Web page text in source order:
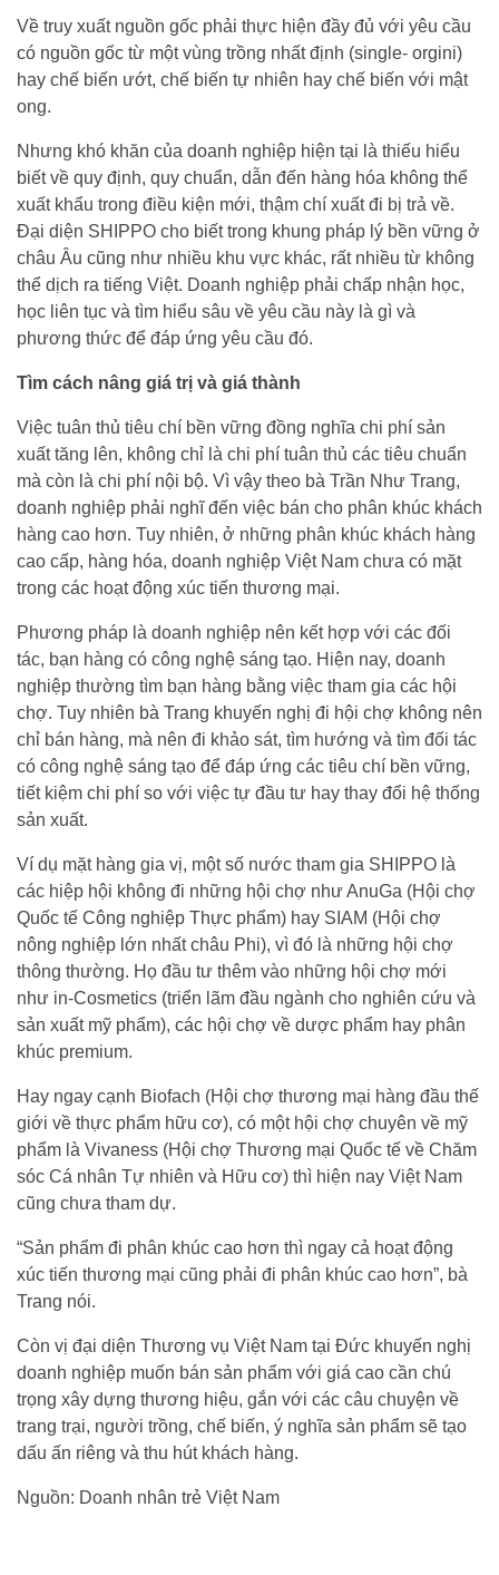
Về truy xuất nguồn gốc phải thực hiện đầy đủ với yêu cầu
có nguồn gốc từ một vùng trồng nhất định (single- orgini)
hay chế biến ướt, chế biến tự nhiên hay chế biến với mật
ong.
Nhưng khó khăn của doanh nghiệp hiện tại là thiếu hiểu
biết về quy định, quy chuẩn, dẫn đến hàng hóa không thể
xuất khẩu trong điều kiện mới, thậm chí xuất đi bị trả về.
Đại diện SHIPPO cho biết trong khung pháp lý bền vững ở
châu Âu cũng như nhiều khu vực khác, rất nhiều từ không
thể dịch ra tiếng Việt. Doanh nghiệp phải chấp nhận học,
học liên tục và tìm hiểu sâu về yêu cầu này là gì và
phương thức để đáp ứng yêu cầu đó.
Tìm cách nâng giá trị và giá thành
Việc tuân thủ tiêu chí bền vững đồng nghĩa chi phí sản
xuất tăng lên, không chỉ là chi phí tuân thủ các tiêu chuẩn
mà còn là chi phí nội bộ. Vì vậy theo bà Trần Như Trang,
doanh nghiệp phải nghĩ đến việc bán cho phân khúc khách
hàng cao hơn. Tuy nhiên, ở những phân khúc khách hàng
cao cấp, hàng hóa, doanh nghiệp Việt Nam chưa có mặt
trong các hoạt động xúc tiến thương mại.
Phương pháp là doanh nghiệp nên kết hợp với các đối
tác, bạn hàng có công nghệ sáng tạo. Hiện nay, doanh
nghiệp thường tìm bạn hàng bằng việc tham gia các hội
chợ. Tuy nhiên bà Trang khuyến nghị đi hội chợ không nên
chỉ bán hàng, mà nên đi khảo sát, tìm hướng và tìm đối tác
có công nghệ sáng tạo để đáp ứng các tiêu chí bền vững,
tiết kiệm chi phí so với việc tự đầu tư hay thay đổi hệ thống
sản xuất.
Ví dụ mặt hàng gia vị, một số nước tham gia SHIPPO là
các hiệp hội không đi những hội chợ như AnuGa (Hội chợ
Quốc tế Công nghiệp Thực phẩm) hay SIAM (Hội chợ
nông nghiệp lớn nhất châu Phi), vì đó là những hội chợ
thông thường. Họ đầu tư thêm vào những hội chợ mới
như in-Cosmetics (triển lãm đầu ngành cho nghiên cứu và
sản xuất mỹ phẩm), các hội chợ về dược phẩm hay phân
khúc premium.
Hay ngay cạnh Biofach (Hội chợ thương mại hàng đầu thế
giới về thực phẩm hữu cơ), có một hội chợ chuyên về mỹ
phẩm là Vivaness (Hội chợ Thương mại Quốc tế về Chăm
sóc Cá nhân Tự nhiên và Hữu cơ) thì hiện nay Việt Nam
cũng chưa tham dự.
“Sản phẩm đi phân khúc cao hơn thì ngay cả hoạt động
xúc tiến thương mại cũng phải đi phân khúc cao hơn”, bà
Trang nói.
Còn vị đại diện Thương vụ Việt Nam tại Đức khuyến nghị
doanh nghiệp muốn bán sản phẩm với giá cao cần chú
trọng xây dựng thương hiệu, gắn với các câu chuyện về
trang trại, người trồng, chế biến, ý nghĩa sản phẩm sẽ tạo
dấu ấn riêng và thu hút khách hàng.
Nguồn: Doanh nhân trẻ Việt Nam